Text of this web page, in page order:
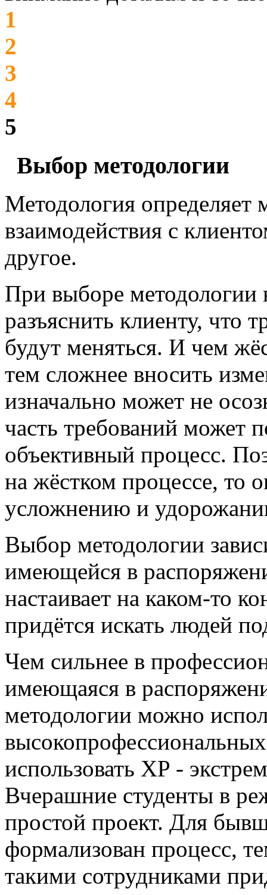
1
2
3
4
5
Выбор методологии
Методология определяет
взаимодействия с
другое.
При выборе
разъяснить клиенту, что
будут меняться. И чем
тем сложнее вносить
изначально может не
часть требований может
объективный процесс.
на жёстком процессе, то
усложнению и
Выбор методологии
имеющейся в
настаивает на каком-то
придётся искать людей
Чем сильнее в
имеющаяся в
методологии можно
использовать XP -
Вчерашние студенты в
простой проект. Для
формализован процесс,
такими сотрудниками